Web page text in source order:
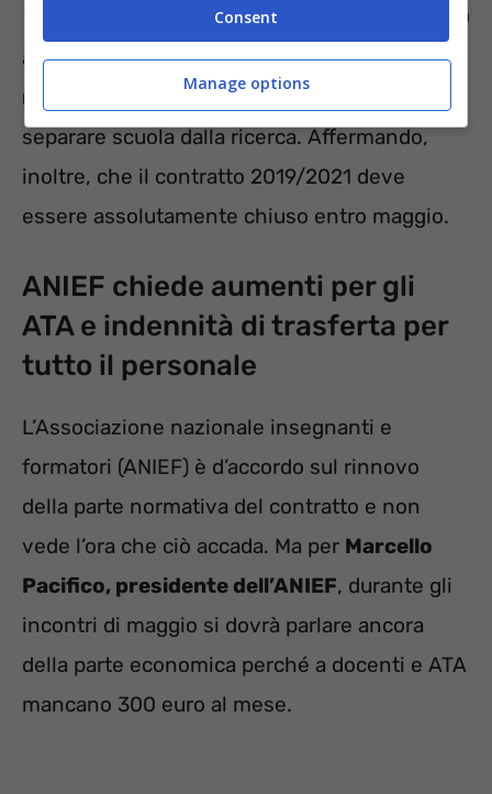
“Costruire il futuro della scuola”,
tenutosi il 20
aprile, ha dichiarato che è necessario
modificare il contrattoperché bisogna
separare scuola dalla ricerca. Affermando,
inoltre, che il contratto 2019/2021 deve
essere assolutamente chiuso entro maggio.
ANIEF chiede aumenti per gli
ATA e indennità di trasferta per
tutto il personale
L’Associazione nazionale insegnanti e
formatori (ANIEF) è d’accordo sul rinnovo
della parte normativa del contratto e non
vede l’ora che ciò accada. Ma per Marcello
Pacifico, presidente dell’ANIEF, durante gli
incontri di maggio si dovrà parlare ancora
della parte economica perché a docenti e ATA
mancano 300 euro al mese.
Consent
Manage options